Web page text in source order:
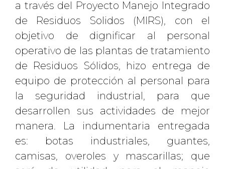
a través del Proyecto Manejo Integrado
de Residuos Solidos (MIRS), con el
objetivo de dignificar al personal
operativo de las plantas de tratamiento
de Residuos Sólidos, hizo entrega de
equipo de protección al personal para
la seguridad industrial, para que
desarrollen sus actividades de mejor
manera. La indumentaria entregada
es: botas industriales, guantes,
camisas, overoles y mascarillas; que